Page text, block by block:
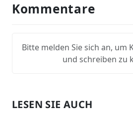
Kommentare
Bitte melden Sie sich an, um
und schreiben zu
LESEN SIE AUCH